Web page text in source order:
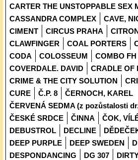
CARTER THE UNSTOPPABLE SEX
CASSANDRA COMPLEX
CAVE,
CIMENT
CIRCUS PRAHA
CLAWFINGER
COAL PORTERS
CODA
COLOSSEUM COMBO FH
COVERDALE. DAVID
CRADLE OF
CRIME & THE CITY SOLUTION
CURE
Č.P. 8
ČERNOCH, KAREL
ČERVENÁ SEDMA (z pozůstalosti
ČESKÉ SRDCE
ČINNA ČOK,
DEBUSTROL
DECLINE
DEEP PURPLE
DEEP SWEDEN
DESPONDANCING
DG 307